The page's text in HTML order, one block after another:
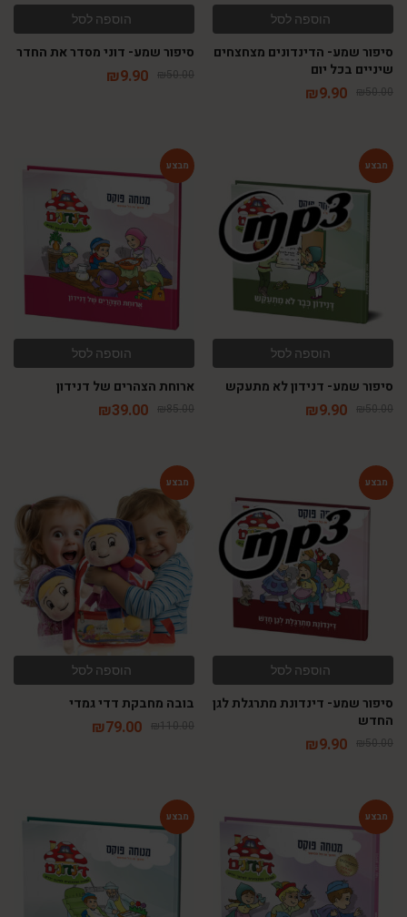
הוספה לסל
סיפור שמע- הדינדונים מצחצחים
שיניים בכל יום
₪50.00
₪9.90
הוספה לסל
סיפור שמע- דוני מסדר את החדר
₪50.00
₪9.90
הוספה לסל
סיפור שמע- דנידון לא מתעקש
₪50.00
₪9.90
הוספה לסל
ארוחת הצהרים של דנידון
₪85.00
₪39.00
הוספה לסל
סיפור שמע- דינדונת מתרגלת לגן
החדש
₪50.00
₪9.90
הוספה לסל
בובה מחבקת דדי גמדי
₪110.00
₪79.00